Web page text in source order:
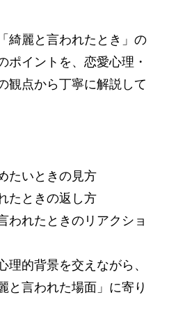
綺麗と言われたとき」の
ポイントを、恋愛心理・
観点から丁寧に解説して
たいときの見方
たときの返し方
われたときのリアクショ
理的背景を交えながら、
と言われた場面」に寄り